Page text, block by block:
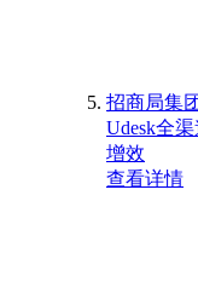
招商局集团
Udesk全
增效
查看详情